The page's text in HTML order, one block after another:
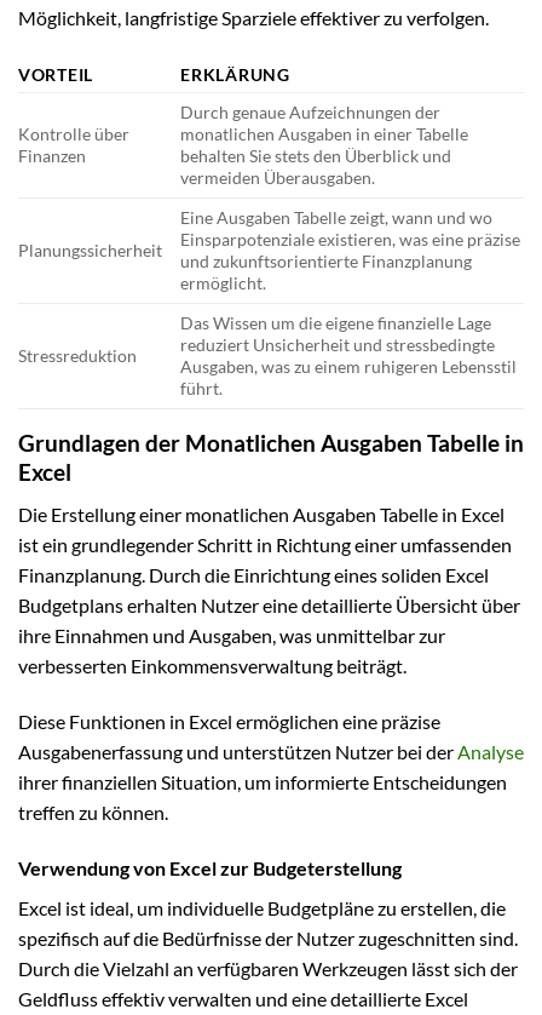
Möglichkeit, langfristige Sparziele effektiver zu verfolgen.
VORTEIL ERKLÄRUNG
Kontrolle über
Finanzen
Durch genaue Aufzeichnungen der
monatlichen Ausgaben in einer Tabelle
behalten Sie stets den Überblick und
vermeiden Überausgaben.
Planungssicherheit
Eine Ausgaben Tabelle zeigt, wann und wo
Einsparpotenziale existieren, was eine präzise
und zukunftsorientierte Finanzplanung
ermöglicht.
Stressreduktion
Das Wissen um die eigene finanzielle Lage
reduziert Unsicherheit und stressbedingte
Ausgaben, was zu einem ruhigeren Lebensstil
führt.
Grundlagen der Monatlichen Ausgaben Tabelle in
Excel
Die Erstellung einer monatlichen Ausgaben Tabelle in Excel
ist ein grundlegender Schritt in Richtung einer umfassenden
Finanzplanung. Durch die Einrichtung eines soliden Excel
Budgetplans erhalten Nutzer eine detaillierte Übersicht über
ihre Einnahmen und Ausgaben, was unmittelbar zur
verbesserten Einkommensverwaltung beiträgt.
Diese Funktionen in Excel ermöglichen eine präzise
Ausgabenerfassung und unterstützen Nutzer bei derAnalyse
ihrer finanziellen Situation, um informierte Entscheidungen
treffen zu können.
Verwendung von Excel zur Budgeterstellung
Excel ist ideal, um individuelle Budgetpläne zu erstellen, die
spezifisch auf die Bedürfnisse der Nutzer zugeschnitten sind.
Durch die Vielzahl an verfügbaren Werkzeugen lässt sich der
Geldfluss effektiv verwalten und eine detaillierte Excel